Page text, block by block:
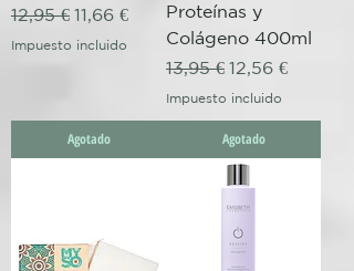
Precio
12,95 € Precio de oferta
11,66 €
Impuesto incluido
Agotado
Proteínas y
Colágeno 400ml
Precio
13,95 € Precio de
12,56 €
Impuesto incluido
Agotado